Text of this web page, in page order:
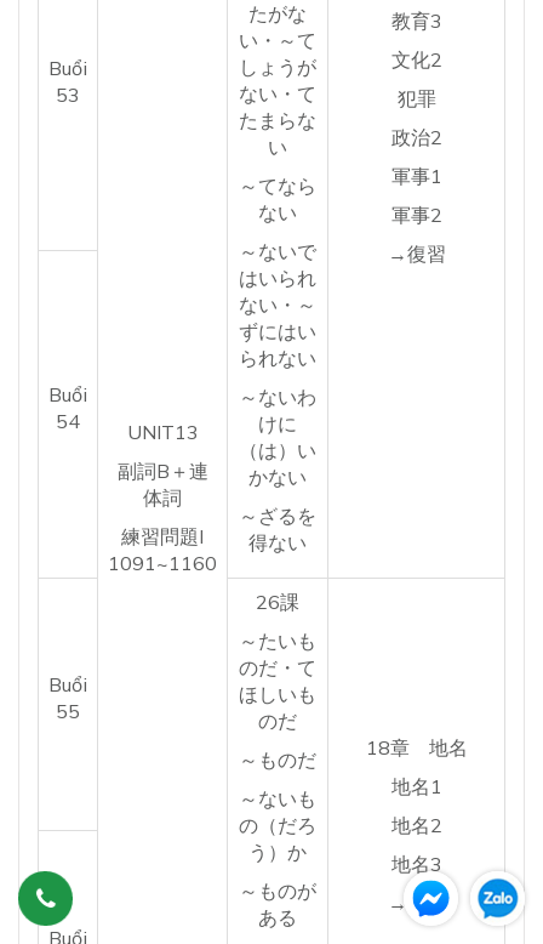
教育3
文化2
犯罪
政治2
軍事1
軍事2
→復習
Buổi
53
UNIT13
副詞B＋連
体詞
練習問題I
1091~1160
たがな
い・～て
しょうが
ない・て
たまらな
い
～てなら
ない
～ないで
はいられ
ない・～
ずにはい
られない
～ないわ
けに
（は）い
かない
～ざるを
得ない
Buổi
54
Buổi
55
26課
～たいも
のだ・て
ほしいも
のだ
～ものだ
～ないも
の（だろ
う）か
～ものが
ある
18章 地名
地名1
地名2
地名3
→復習
Buổi